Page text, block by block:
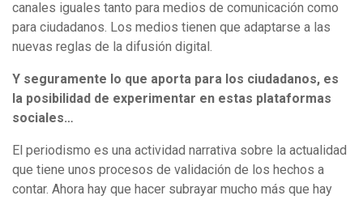
canales iguales tanto para medios de comunicación como
para ciudadanos. Los medios tienen que adaptarse a las
nuevas reglas de la difusión digital.
Y seguramente lo que aporta para los ciudadanos, es
la posibilidad de experimentar en estas plataformas
sociales…
El periodismo es una actividad narrativa sobre la actualidad
que tiene unos procesos de validación de los hechos a
contar. Ahora hay que hacer subrayar mucho más que hay